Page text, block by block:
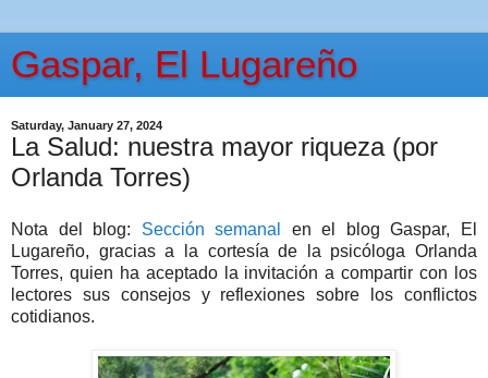
Gaspar, El Lugareño
Saturday, January 27, 2024
La Salud: nuestra mayor riqueza (por
Orlanda Torres)
Nota del blog: Sección semanal
en el blog Gaspar, El
Lugareño, gracias a la cortesía de la psicóloga Orlanda
Torres, quien ha aceptado la invitación a compartir con los
lectores sus consejos y reflexiones sobre los conflictos
cotidianos.